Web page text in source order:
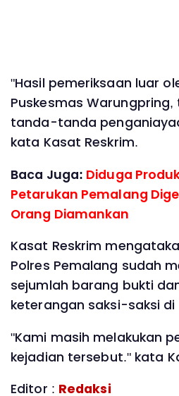
"Hasil pemeriksaan luar
Puskesmas
tanda-tanda
kata Kasat Reskrim.
Baca Juga: Diduga
Petarukan Pemalang
Orang Diamankan
Kasat Reskrim
Polres Pemalang sudah
sejumlah barang bukti
keterangan saksi-saksi di
"Kami masih melakukan
kejadian tersebut." kata
Editor : Redaksi